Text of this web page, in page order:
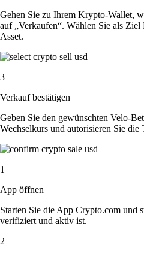
Gehen Sie zu Ihrem Krypto-Wallet,
auf „Verkaufen“. Wählen Sie als
Asset.
3
Verkauf bestätigen
Geben Sie den gewünschten Velo-
Wechselkurs und autorisieren Sie die
1
App öffnen
Starten Sie die App Crypto.com und
verifiziert und aktiv ist.
2